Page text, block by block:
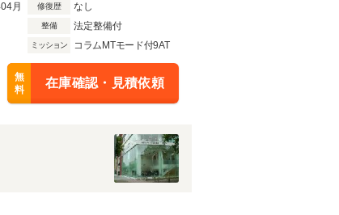
月 修復歴 なし
整備 法定整備付
ミッション コラムMTモード付9AT
無
料
在庫確認・見積依頼